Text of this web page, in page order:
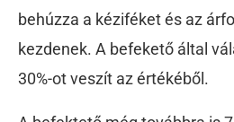
behúzza a kéziféket és az
kezdenek. A befekető által
30%-ot veszít az értékéből.